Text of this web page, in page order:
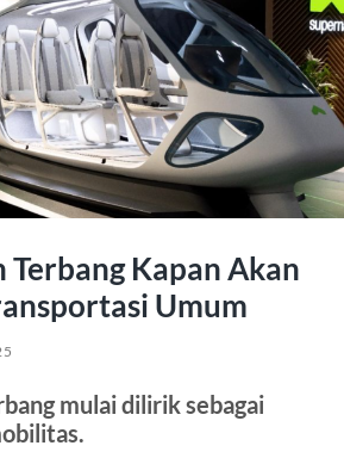
Terbang Kapan Akan
Umum
mulai dilirik sebagai